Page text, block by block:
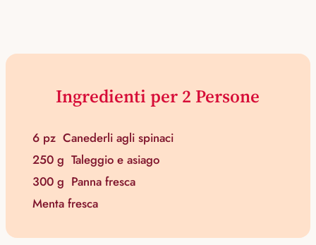
Ingredienti per 2 Persone
6 pz Canederli agli spinaci
250 g Taleggio e asiago
300 g Panna fresca
Menta fresca